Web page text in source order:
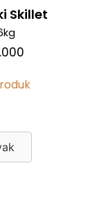
Skillet